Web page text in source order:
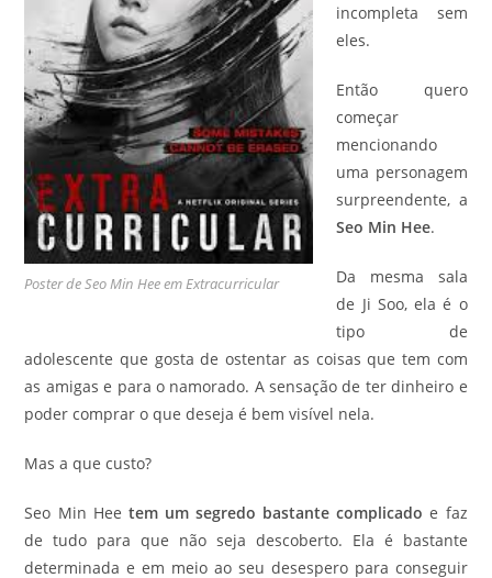
Poster de Seo Min Hee em Extracurricular
incompleta sem
eles.
Então quero
começar
mencionando
uma personagem
surpreendente, a
Seo Min Hee.
Da mesma sala
de Ji Soo, ela é o
tipo de
adolescente que gosta de ostentar as coisas que tem com
as amigas e para o namorado. A sensação de ter dinheiro e
poder comprar o que deseja é bem visível nela.
Mas a que custo?
Seo Min Hee tem um segredo bastante complicado e faz
de tudo para que não seja descoberto. Ela é bastante
determinada e em meio ao seu desespero para conseguir